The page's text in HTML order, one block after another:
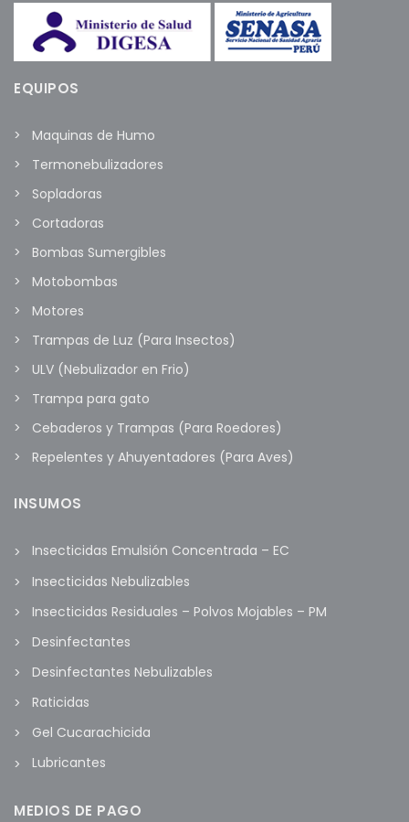
EQUIPOS
Maquinas de Humo
Termonebulizadores
Sopladoras
Cortadoras
Bombas Sumergibles
Motobombas
Motores
Trampas de Luz (Para Insectos)
ULV (Nebulizador en Frio)
Trampa para gato
Cebaderos y Trampas (Para Roedores)
Repelentes y Ahuyentadores (Para Aves)
INSUMOS
Insecticidas Emulsión Concentrada – EC
Insecticidas Nebulizables
Insecticidas Residuales – Polvos Mojables – PM
Desinfectantes
Desinfectantes Nebulizables
Raticidas
Gel Cucarachicida
Lubricantes
MEDIOS DE PAGO